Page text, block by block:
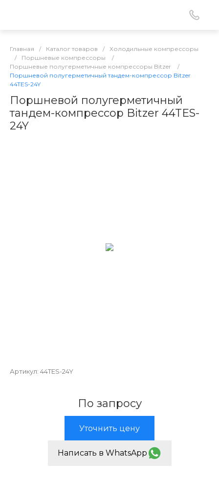
Главная / Каталог товаров /
Холодильные компрессоры
/
Поршневые компрессоры
/
Поршневые полугерметичные компрессоры Bitzer
/
Поршневой полугерметичный тандем-компрессор Bitzer
44TES-24Y
Поршневой полугерметичный
тандем-компрессор Bitzer 44TES-
24Y
Артикул: 44TES-24Y
По запросу
Уточнить цену
Написать в WhatsApp